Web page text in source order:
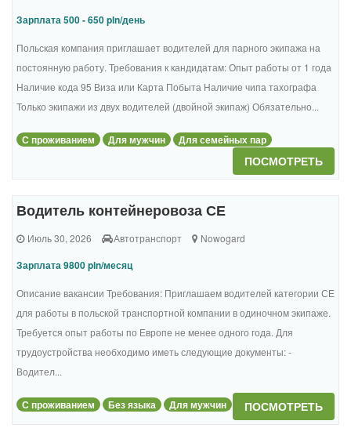
Зарплата 500 - 650 pln/день
Польская компания приглашает водителей для парного экипажа на
постоянную работу. Требования к кандидатам: Опыт работы от 1 года
Наличие кода 95 Виза или Карта Побыта Наличие чипа тахографа
Только экипажи из двух водителей (двойной экипаж) Обязательно...
С проживанием Для мужчин Для семейных пар
ПОСМОТРЕТЬ
Водитель контейнеровоза СЕ
Июль 30, 2026 Автотранспорт Nowogard
Зарплата 9800 pln/месяц
Описание вакансии Требования: Приглашаем водителей категории СЕ
для работы в польской транспортной компании в одиночном экипаже.
Требуется опыт работы по Европе не менее одного года. Для
трудоустройства необходимо иметь следующие документы: -
Водител...
С проживанием Без языка Для мужчин ПОСМОТРЕТЬ